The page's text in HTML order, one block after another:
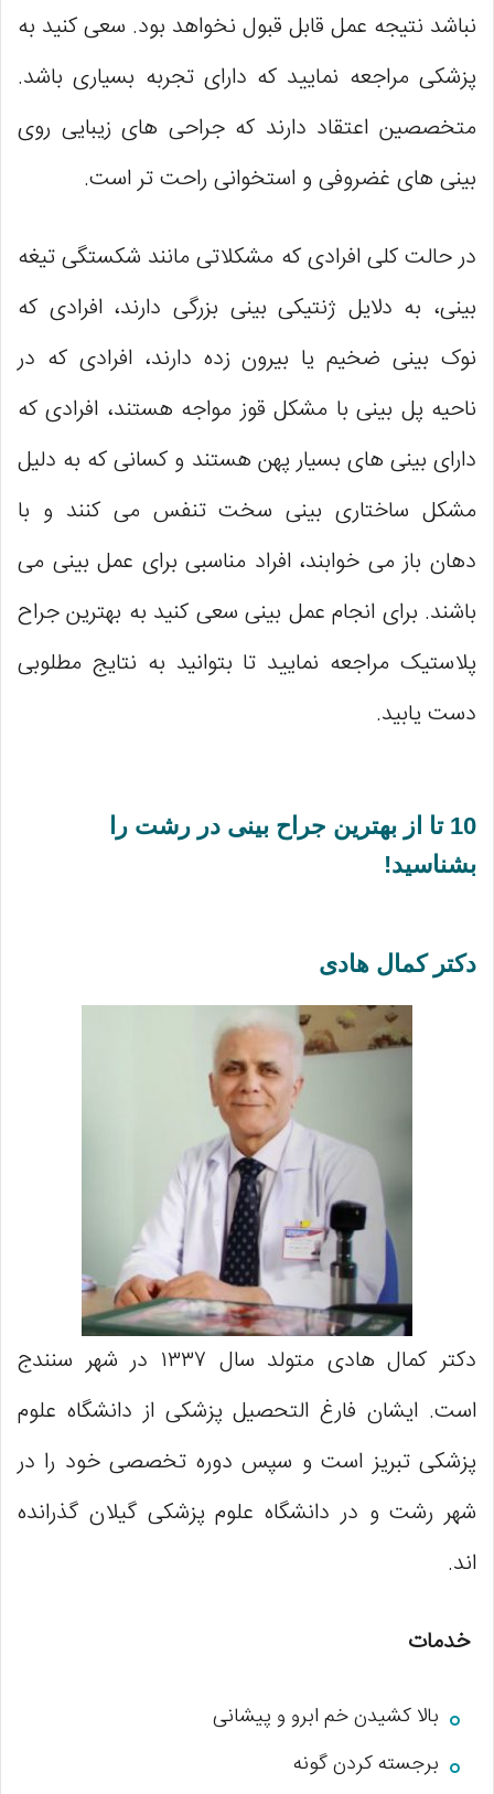
نباشد نتیجه عمل قابل قبول نخواهد بود. سعی کنید به
پزشکی مراجعه نمایید که دارای تجربه بسیاری باشد.
متخصصین اعتقاد دارند که جراحی های زیبایی روی
بینی های غضروفی و استخوانی راحت تر است.
در حالت کلی افرادی که مشکلاتی مانند شکستگی تیغه
بینی، به دلایل ژنتیکی بینی بزرگی دارند، افرادی که
نوک بینی ضخیم یا بیرون زده دارند، افرادی که در
ناحیه پل بینی با مشکل قوز مواجه هستند، افرادی که
دارای بینی های بسیار پهن هستند و کسانی که به دلیل
مشکل ساختاری بینی سخت تنفس می کنند و با
دهان باز می خوابند، افراد مناسبی برای عمل بینی می
باشند. برای انجام عمل بینی سعی کنید به بهترین جراح
پلاستیک مراجعه نمایید تا بتوانید به نتایج مطلوبی
دست یابید.
10 تا از بهترین جراح بینی در رشت را
بشناسید!
دکتر کمال هادی
دکتر کمال هادی متولد سال ۱۳۳۷ در شهر سنندج
است. ایشان فارغ التحصیل پزشکی از دانشگاه علوم
پزشکی تبریز است و سپس دوره تخصصی خود را در
شهر رشت و در دانشگاه علوم پزشکی گیلان گذرانده
اند.
خدمات
بالا کشیدن خم ابرو و پیشانی
برجسته کردن گونه